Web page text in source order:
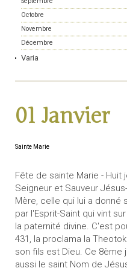
Octobre
Novembre
Décembre
Varia
01 Janvier
Sainte Marie
Fête de sainte Marie - Huit
Seigneur et Sauveur
Mère, celle qui lui a donné
par l'Esprit-Saint qui vint
la paternité divine. C'est
431, la proclama la
son fils est Dieu. Ce 8ème
aussi le saint Nom de